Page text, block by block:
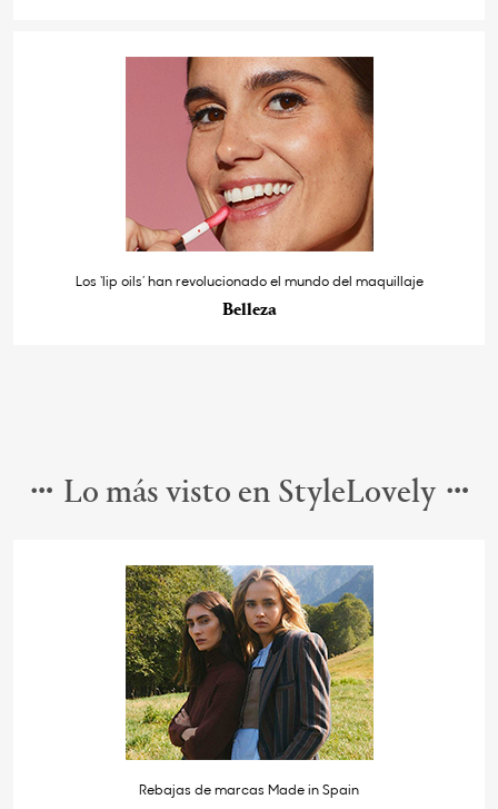
Los ‘lip oils’ han revolucionado el mundo del maquillaje
Belleza
Lo más visto en StyleLovely
Rebajas de marcas Made in Spain